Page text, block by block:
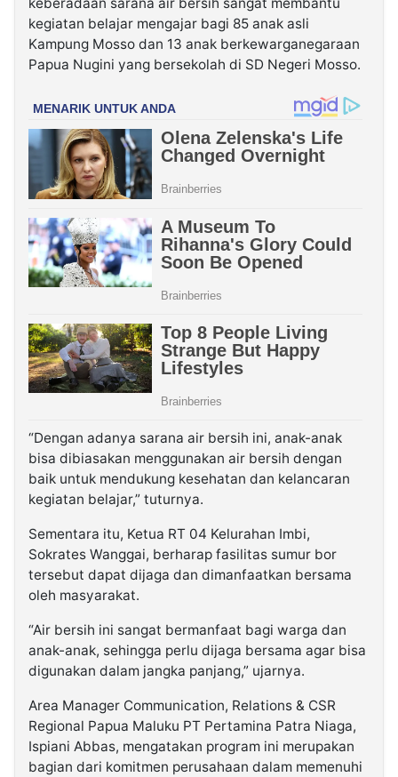
keberadaan sarana air bersih sangat membantu
kegiatan belajar mengajar bagi 85 anak asli
Kampung Mosso dan 13 anak berkewarganegaraan
Papua Nugini yang bersekolah di SD Negeri Mosso.
“Dengan adanya sarana air bersih ini, anak-anak
bisa dibiasakan menggunakan air bersih dengan
baik untuk mendukung kesehatan dan kelancaran
kegiatan belajar,” tuturnya.
Sementara itu, Ketua RT 04 Kelurahan Imbi,
Sokrates Wanggai, berharap fasilitas sumur bor
tersebut dapat dijaga dan dimanfaatkan bersama
oleh masyarakat.
“Air bersih ini sangat bermanfaat bagi warga dan
anak-anak, sehingga perlu dijaga bersama agar bisa
digunakan dalam jangka panjang,” ujarnya.
Area Manager Communication, Relations & CSR
Regional Papua Maluku PT Pertamina Patra Niaga,
Ispiani Abbas, mengatakan program ini merupakan
bagian dari komitmen perusahaan dalam memenuhi